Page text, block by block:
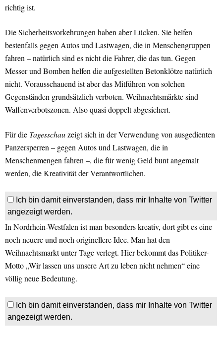
richtig ist.
Die Sicherheitsvorkehrungen haben aber Lücken. Sie helfen
bestenfalls gegen Autos und Lastwagen, die in Menschengruppen
fahren – natürlich sind es nicht die Fahrer, die das tun. Gegen
Messer und Bomben helfen die aufgestellten Betonklötze natürlich
nicht. Vorausschauend ist aber das Mitführen von solchen
Gegenständen grundsätzlich verboten. Weihnachtsmärkte sind
Waffenverbotszonen. Also quasi doppelt abgesichert.
Für die Tagesschauzeigt sich in der Verwendung von ausgedienten
Panzersperren – gegen Autos und Lastwagen, die in
Menschenmengen fahren –, die für wenig Geld bunt angemalt
werden, die Kreativität der Verantwortlichen.
Ich bin damit einverstanden, dass mir Inhalte von Twitter
angezeigt werden.
In Nordrhein-Westfalen ist man besonders kreativ, dort gibt es eine
noch neuere und noch originellere Idee. Man hat den
Weihnachtsmarkt unter Tage verlegt. Hier bekommt das Politiker-
Motto „Wir lassen uns unsere Art zu leben nicht nehmen“ eine
völlig neue Bedeutung.
Ich bin damit einverstanden, dass mir Inhalte von Twitter
angezeigt werden.